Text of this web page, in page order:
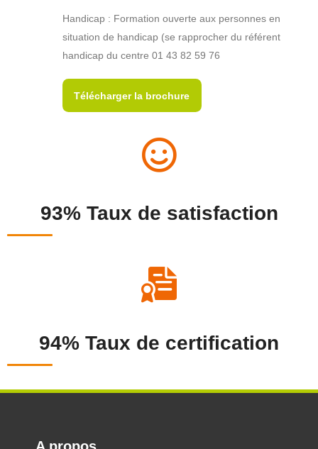
Handicap : Formation ouverte aux personnes en
situation de handicap (se rapprocher du référent
handicap du centre 01 43 82 59 76
Télécharger la brochure
93% Taux de satisfaction
94% Taux de certification